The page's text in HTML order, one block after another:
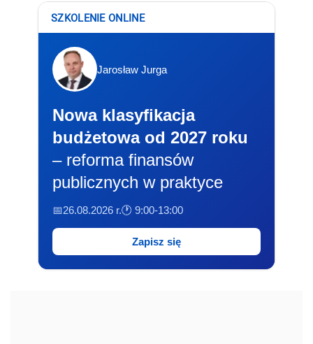
SZKOLENIE ONLINE
Jarosław Jurga
Nowa klasyfikacja
budżetowa od 2027 roku
– reforma finansów
publicznych w praktyce
📅26.08.2026 r.🕐 9:00-13:00
Zapisz się